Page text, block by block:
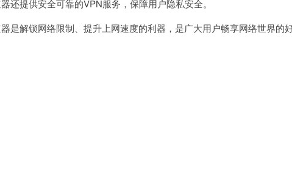
提供安全可靠的VPN服务，保障用户隐私安全。
解锁网络限制、提升上网速度的利器，是广大用户畅享网络世界的好